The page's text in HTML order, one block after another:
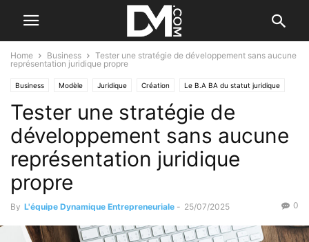
Home Business
Tester une stratégie de développement sans aucune
représentation juridique propre
Business Modèle Juridique Création Le B.A BA du statut juridique
Créer Le B.A. BA de la stratégie
Tester une stratégie de
développement sans aucune
représentation juridique
propre
By L'équipe Dynamique Entrepreneuriale - 25/07/2025 0